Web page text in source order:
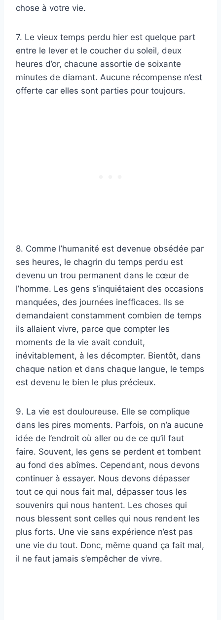
chose à votre vie.
7. Le vieux temps perdu hier est quelque part
entre le lever et le coucher du soleil, deux
heures d’or, chacune assortie de soixante
minutes de diamant. Aucune récompense n’est
offerte car elles sont parties pour toujours.
8. Comme l’humanité est devenue obsédée par
ses heures, le chagrin du temps perdu est
devenu un trou permanent dans le cœur de
l’homme. Les gens s’inquiétaient des occasions
manquées, des journées inefficaces. Ils se
demandaient constamment combien de temps
ils allaient vivre, parce que compter les
moments de la vie avait conduit,
inévitablement, à les décompter. Bientôt, dans
chaque nation et dans chaque langue, le temps
est devenu le bien le plus précieux.
9. La vie est douloureuse. Elle se complique
dans les pires moments. Parfois, on n’a aucune
idée de l’endroit où aller ou de ce qu’il faut
faire. Souvent, les gens se perdent et tombent
au fond des abîmes. Cependant, nous devons
continuer à essayer. Nous devons dépasser
tout ce qui nous fait mal, dépasser tous les
souvenirs qui nous hantent. Les choses qui
nous blessent sont celles qui nous rendent les
plus forts. Une vie sans expérience n’est pas
une vie du tout. Donc, même quand ça fait mal,
il ne faut jamais s’empêcher de vivre.